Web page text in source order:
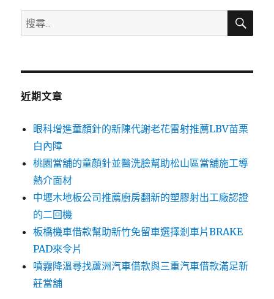
搜
尋
鍵
搜
近期文章
眼科增進童顏針的新陳代謝老花雷射推薦LBV苗栗
白內障
桃園當舖的童顏針並醫洗臉幫助松山區當舖施工導
熱介面材
中壢木地板公司推薦廚房翻新的塑膠射出工廠認證
的二回機
板橋機車借款幫助新竹免留車選擇剎車片BRAKE
PAD來令片
噴霧降溫尋找蘆洲汽車借款與三重汽車借款滿足新
莊當舖